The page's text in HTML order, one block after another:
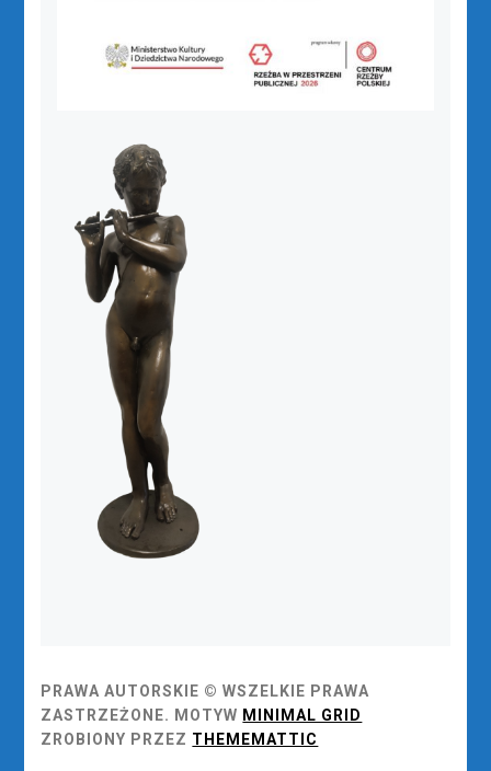
PRAWA AUTORSKIE © WSZELKIE PRAWA
ZASTRZEŻONE. MOTYW MINIMAL GRID
ZROBIONY PRZEZ THEMEMATTIC